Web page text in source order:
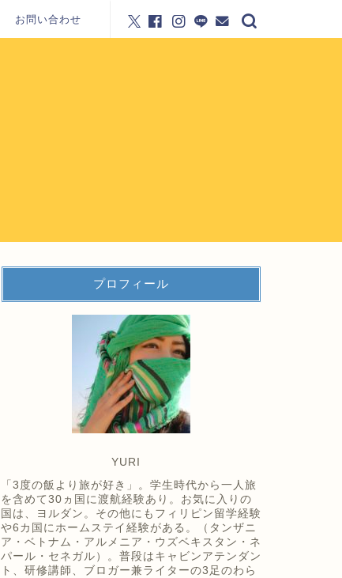
お問い合わせ
プロフィール
YURI
「3度の飯より旅が好き」。学生時代から一人旅
を含めて30ヵ国に渡航経験あり。お気に入りの
国は、ヨルダン。その他にもフィリピン留学経験
や6カ国にホームステイ経験がある。（タンザニ
ア・ベトナム・アルメニア・ウズベキスタン・ネ
パール・セネガル）。普段はキャビンアテンダン
ト、研修講師、ブロガー兼ライターの3足のわら